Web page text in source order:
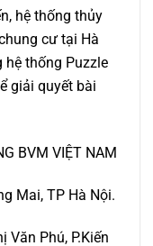
hệ thống thủy
cư tại Hà
hệ thống Puzzle
giải quyết bài
BVM VIỆT NAM
Mai, TP Hà Nội.
Văn Phú, P.Kiến